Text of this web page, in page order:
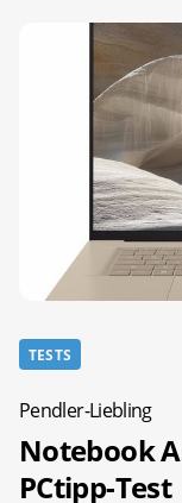
TESTS
Pendler-Liebling
Notebook
PCtipp-Test